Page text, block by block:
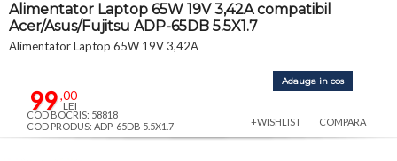
Alimentator Laptop 65W 19V 3,42A compatibil
Acer/Asus/Fujitsu ADP-65DB 5.5X1.7
Alimentator Laptop 65W 19V 3,42A
99,00
LEI
Adauga in cos
COD BOCRIS: 58818
COD PRODUS: ADP-65DB 5.5X1.7
+WISHLIST COMPARA